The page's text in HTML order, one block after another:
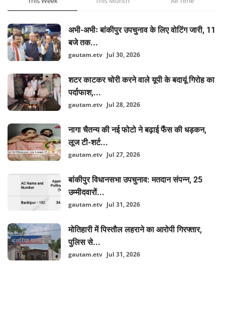
अभी-अभीः बांकीपुर उपचुनाव के लिए वोटिंग जारी, 11
बजे तक...
gautam.etv Jul 30, 2026
शटर काटकर चोरी करने वाले यूपी के बदायूं गिरोह का
पर्दाफाश,...
gautam.etv Jul 28, 2026
नागा चैतन्य की नई फोटो ने बढ़ाई फैंस की धड़कन,
लूज टी-शर्ट...
gautam.etv Jul 27, 2026
बांकीपुर विधानसभा उपचुनाव: मतदान संपन्न, 25
उम्मीदवारों...
gautam.etv Jul 31, 2026
मोतिहारी में पिस्तौल लहराने का आरोपी गिरफ्तार,
पुलिस से...
gautam.etv Jul 31, 2026